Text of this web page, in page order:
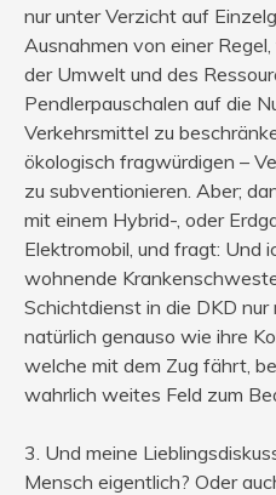
nur unter Verzicht auf
Ausnahmen von einer
der Umwelt und des
Pendlerpauschalen auf die
Verkehrsmittel zu
ökologisch fragwürdigen –
zu subventionieren. Aber;
mit einem Hybrid-, oder
Elektromobil, und fragt: Und
wohnende
Schichtdienst in die DKD
natürlich genauso wie ihre
welche mit dem Zug fährt,
wahrlich weites Feld zum
3. Und meine
Mensch eigentlich? Oder